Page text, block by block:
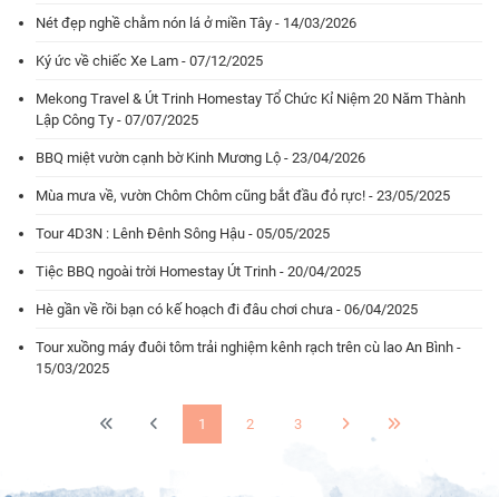
Nét đẹp nghề chằm nón lá ở miền Tây - 14/03/2026
Ký ức về chiếc Xe Lam - 07/12/2025
Mekong Travel & Út Trinh Homestay Tổ Chức Kỉ Niệm 20 Năm Thành
Lập Công Ty - 07/07/2025
BBQ miệt vườn cạnh bờ Kinh Mương Lộ - 23/04/2026
Mùa mưa về, vườn Chôm Chôm cũng bắt đầu đỏ rực! - 23/05/2025
Tour 4D3N : Lênh Đênh Sông Hậu - 05/05/2025
Tiệc BBQ ngoài trời Homestay Út Trinh - 20/04/2025
Hè gần về rồi bạn có kế hoạch đi đâu chơi chưa - 06/04/2025
Tour xuồng máy đuôi tôm trải nghiệm kênh rạch trên cù lao An Bình -
15/03/2025
1 2 3